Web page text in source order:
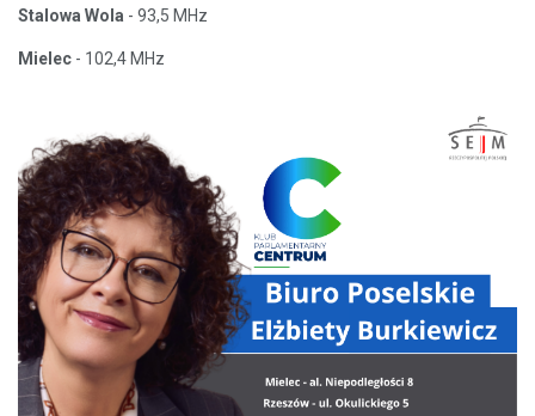
Stalowa Wola - 93,5 MHz
Mielec - 102,4 MHz